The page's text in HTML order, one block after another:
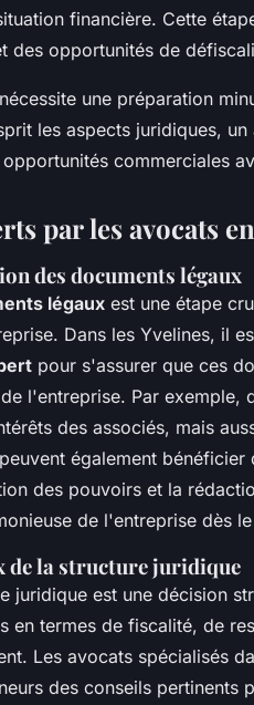
financière. Cette
des opportunités de
une préparation
les aspects juridiques,
commerciales
par les avocats
des documents légaux
légaux est une étape
Dans les Yvelines, il
pour s'assurer que ces
l'entreprise. Par exemple,
des associés, mais
également
des pouvoirs et la
de l'entreprise dès
de la structure juridique
juridique est une décision
en termes de fiscalité, de
Les avocats spécialisés
des conseils pertinents